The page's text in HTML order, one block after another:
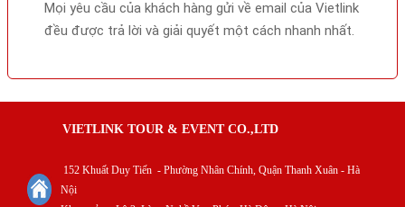
E-MAIL: info@vietlinktour.com
đều được trả lời và giải quyết một cách nhanh nhất.